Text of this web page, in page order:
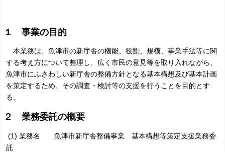
１ 事業の目的
本業務は、魚津市の新庁舎の機能、役割、規模、事業手法等に関
する考え方について整理し、広く市民の意見等を取り入れながら、
魚津市にふさわしい新庁舎の整備方針となる基本構想及び基本計画
を策定するため、その調査・検討等の支援を行うことを目的とす
る。
２ 業務委託の概要
(1) 業務名 魚津市新庁舎整備事業 基本構想等策定支援業務委
託